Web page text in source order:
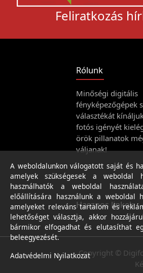
Feliratkozás
Rólunk
Minőségi digitális
fényképezőgépek
választékát
fotós igényét
örök pillanatok
váljanak!
Hasznos linkek
Copyright ©
A weboldalunkon válogatott saját és
amelyek szükségesek a weboldal
használhatók a weboldal
előállítására használunk a weboldal
amelyeket releváns tartalom és
lehetőséget választja, akkor
bármikor elfogadhat és elutasíthat
beleegyezését.
Adatvédelmi Nyilatkozat